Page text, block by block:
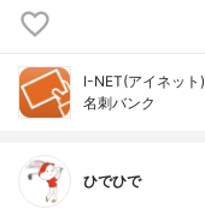
I-NET(アイネット)
名刺バンク
ひでひで